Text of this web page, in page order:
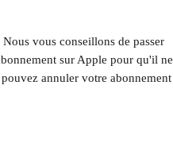
vous conseillons de passer
sur Apple pour qu'il ne
annuler votre abonnement